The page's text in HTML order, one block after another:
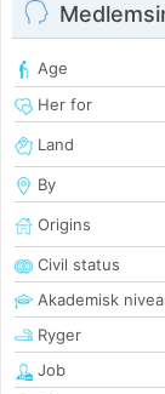
Age
Her for
Land
By
Origins
Civil status
Akademisk
Ryger
Job